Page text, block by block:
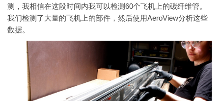
测，我相信在这段时间内我可以检测60个飞机上的碳纤维管。
我们检测了大量的飞机上的部件，然后使用AeroView分析这些
数据。